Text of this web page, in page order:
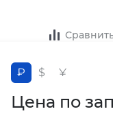
₽ $ ¥
Цена по